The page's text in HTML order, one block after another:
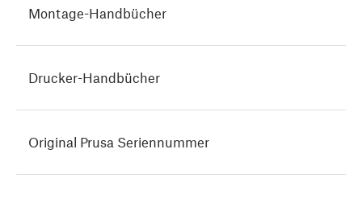
Montage-Handbücher
Drucker-Handbücher
Original Prusa Seriennummer